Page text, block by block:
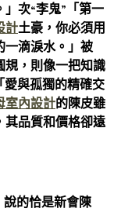
次“李鬼”「第一
計土豪，你必須用
一滴淚水。」被
規，則像一把知識
與孤獨的精確交
室內設計的陳皮雖
其品質和價格卻遠
說的恰是新會陳